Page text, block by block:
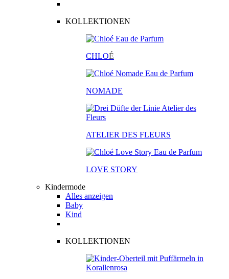
KOLLEKTIONEN
CHLOÉ
NOMADE
ATELIER DES FLEURS
LOVE STORY
Kindermode
Alles anzeigen
Baby
Kind
KOLLEKTIONEN